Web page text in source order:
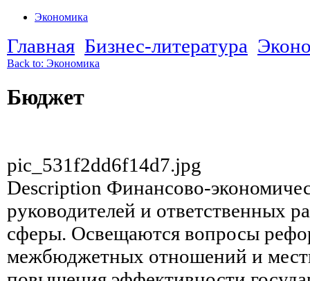
Экономика
Главная Бизнес-литература
Back to: Экономика
Бюджет
pic_531f2dd6f14d7.jpg
Description Финансово-
руководителей и ответственных
сферы. Освещаются вопросы
межбюджетных отношений и